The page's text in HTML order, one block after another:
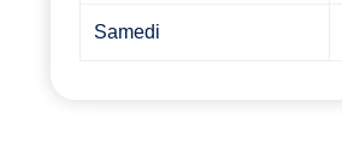
Samedi